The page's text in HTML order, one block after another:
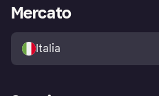
Esplora i negozi
Politica di protezione
dell'acquirente Klarna
Accesso aziende
Mercato
Italia